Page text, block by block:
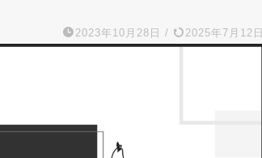
2023年10月28日 / 2025年7月12日